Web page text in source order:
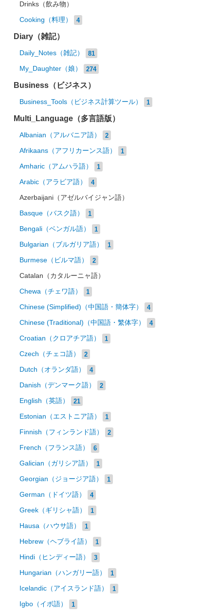
Drinks（飲み物）
Cooking（料理） 4
Diary（雑記）
Daily_Notes（雑記） 81
My_Daughter（娘） 274
Business（ビジネス）
Business_Tools（ビジネス計算ツール） 1
Multi_Language（多言語版）
Albanian（アルバニア語） 2
Afrikaans（アフリカーンス語） 1
Amharic（アムハラ語） 1
Arabic（アラビア語） 4
Azerbaijani（アゼルバイジャン語）
Basque（バスク語） 1
Bengali（ベンガル語） 1
Bulgarian（ブルガリア語） 1
Burmese（ビルマ語） 2
Catalan（カタルーニャ語）
Chewa（チェワ語） 1
Chinese (Simplified)（中国語・簡体字） 4
Chinese (Traditional)（中国語・繁体字） 4
Croatian（クロアチア語） 1
Czech（チェコ語） 2
Dutch（オランダ語） 4
Danish（デンマーク語） 2
English（英語） 21
Estonian（エストニア語） 1
Finnish（フィンランド語） 2
French（フランス語） 6
Galician（ガリシア語） 1
Georgian（ジョージア語） 1
German（ドイツ語） 4
Greek（ギリシャ語） 1
Hausa（ハウサ語） 1
Hebrew（ヘブライ語） 1
Hindi（ヒンディー語） 3
Hungarian（ハンガリー語） 1
Icelandic（アイスランド語） 1
Igbo（イボ語） 1